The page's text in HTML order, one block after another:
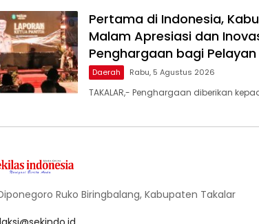
Pertama di Indonesia,
Malam Apresiasi dan
Penghargaan bagi
Daerah Rabu, 5 Agustus 2026
TAKALAR,- Penghargaan diberikan
Ruko Biringbalang, Kabupaten Takalar